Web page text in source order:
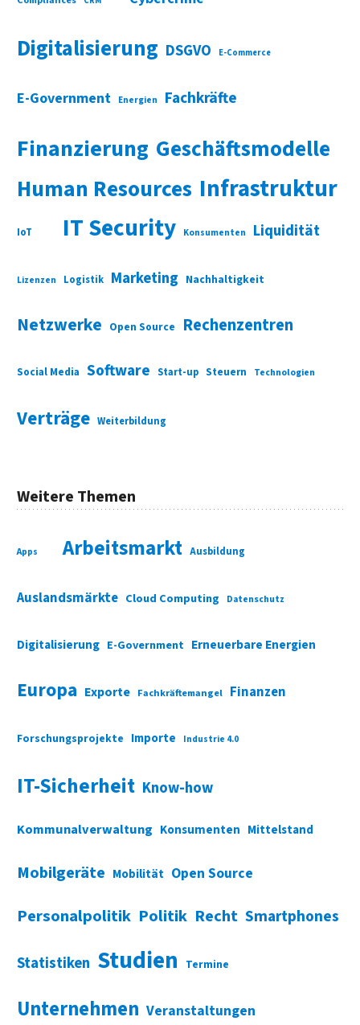
Digitalisierung DSGVO E-Commerce
E-Government Energien Fachkräfte
Finanzierung Geschäftsmodelle
Human Resources Infrastruktur
IoT IT Security Konsumenten Liquidität
Lizenzen Logistik Marketing Nachhaltigkeit
Netzwerke Open Source Rechenzentren
Social Media Software Start-up Steuern Technologien
Verträge Weiterbildung
Weitere Themen
Apps Arbeitsmarkt Ausbildung
Auslandsmärkte Cloud Computing Datenschutz
Digitalisierung E-Government Erneuerbare Energien
Europa Exporte Fachkräftemangel Finanzen
Forschungsprojekte Importe Industrie 4.0
IT-Sicherheit Know-how
Kommunalverwaltung Konsumenten Mittelstand
Mobilgeräte Mobilität Open Source
Personalpolitik Politik Recht Smartphones
Statistiken Studien Termine
Unternehmen Veranstaltungen